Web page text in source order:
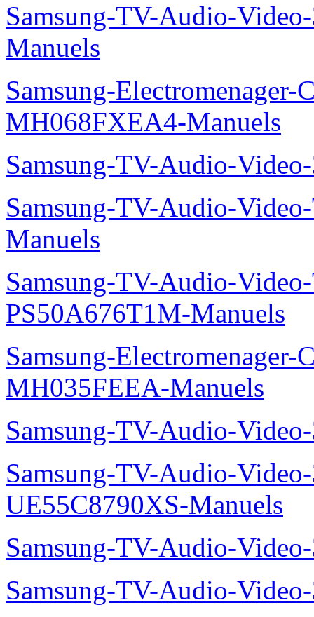
Samsung-TV-Audio-
Manuels
Samsung-Electromenager-
MH068FXEA4-Manuels
Samsung-TV-Audio-
Samsung-TV-Audio-
Manuels
Samsung-TV-Audio-
PS50A676T1M-Manuels
Samsung-Electromenager-
MH035FEEA-Manuels
Samsung-TV-Audio-
Samsung-TV-Audio-
UE55C8790XS-Manuels
Samsung-TV-Audio-
Samsung-TV-Audio-